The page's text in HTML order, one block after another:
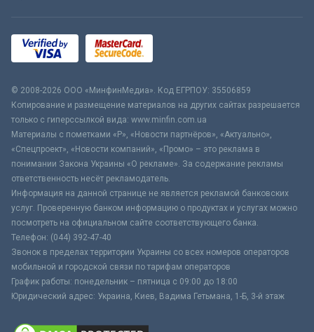
© 2008-2026 ООО «МинфинМедиа». Код ЕГРПОУ: 35506859
Копирование и размещение материалов на других сайтах разрешается
только с гиперссылкой вида: www.minfin.com.ua
Материалы с пометками «Р», «Новости партнёров», «Актуально»,
«Спецпроект», «Новости компаний», «Промо» – это реклама в
понимании Закона Украины «О рекламе». За содержание рекламы
ответственность несёт рекламодатель.
Информация на данной странице не является рекламой банковских
услуг. Проверенную банком информацию о продуктах и услугах можно
посмотреть на официальном сайте соответствующего банка.
Телефон: (044) 392-47-40
Звонок в пределах территории Украины со всех номеров операторов
мобильной и городской связи по тарифам операторов
График работы: понедельник – пятница с 09:00 до 18:00
Юридический адрес: Украина, Киев, Вадима Гетьмана, 1-Б, 3-й этаж